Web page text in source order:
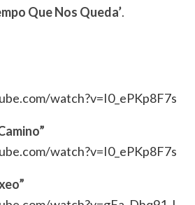
Que Nos Queda’.
watch?v=I0_ePKp8F7s
watch?v=I0_ePKp8F7s